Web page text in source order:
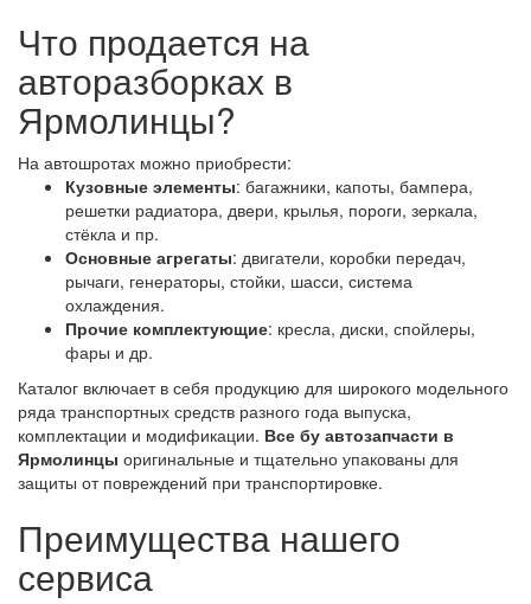
Что продается на
авторазборках в
Ярмолинцы?
На автошротах можно приобрести:
Кузовные элементы: багажники, капоты, бампера,
решетки радиатора, двери, крылья, пороги, зеркала,
стёкла и пр.
Основные агрегаты: двигатели, коробки передач,
рычаги, генераторы, стойки, шасси, система
охлаждения.
Прочие комплектующие: кресла, диски, спойлеры,
фары и др.
Каталог включает в себя продукцию для широкого модельного
ряда транспортных средств разного года выпуска,
комплектации и модификации. Все бу автозапчасти в
Ярмолинцы оригинальные и тщательно упакованы для
защиты от повреждений при транспортировке.
Преимущества нашего
сервиса